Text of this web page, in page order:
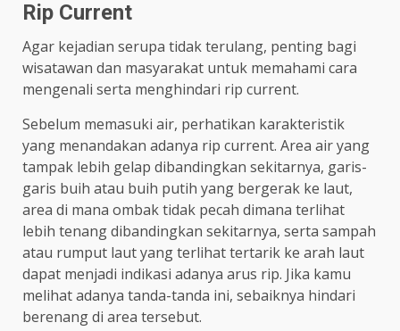
Rip Current
Agar kejadian serupa tidak terulang, penting bagi
wisatawan dan masyarakat untuk memahami cara
mengenali serta menghindari rip current.
Sebelum memasuki air, perhatikan karakteristik
yang menandakan adanya rip current. Area air yang
tampak lebih gelap dibandingkan sekitarnya, garis-
garis buih atau buih putih yang bergerak ke laut,
area di mana ombak tidak pecah dimana terlihat
lebih tenang dibandingkan sekitarnya, serta sampah
atau rumput laut yang terlihat tertarik ke arah laut
dapat menjadi indikasi adanya arus rip. Jika kamu
melihat adanya tanda-tanda ini, sebaiknya hindari
berenang di area tersebut.